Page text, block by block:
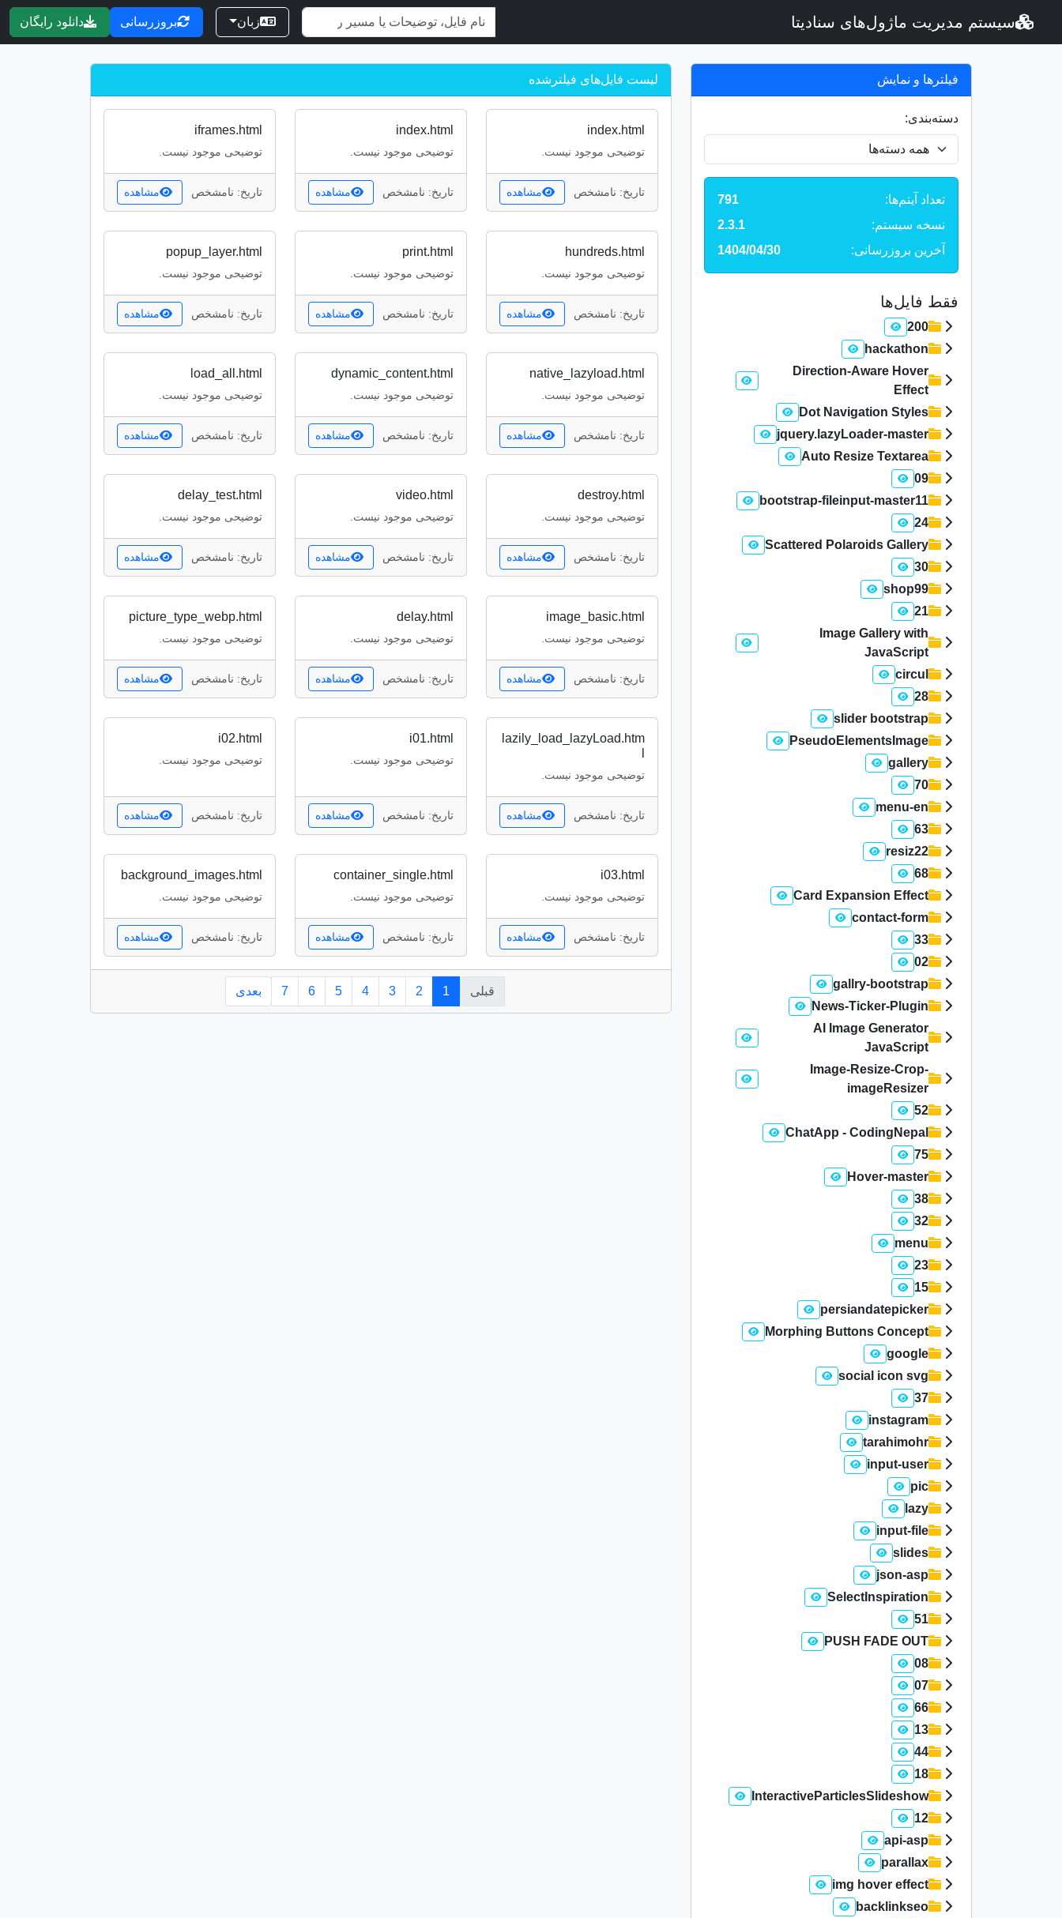
سیستم مدیریت ماژول‌های سنادیتا زبان بروزرسانی دانلود رایگان
فیلترها و نمایش
دسته‌بندی:
تعداد آیتم‌ها:
791
نسخه سیستم:
2.3.1
آخرین بروزرسانی:
1404/04/30
فقط فایل‌ها
200
hackathon
Direction-Aware Hover
Effect
Dot Navigation Styles
jquery.lazyLoader-master
Auto Resize Textarea
09
bootstrap-fileinput-master11
24
Scattered Polaroids Gallery
30
shop99
21
Image Gallery with
JavaScript
circul
28
slider bootstrap
PseudoElementsImage
gallery
70
menu-en
63
resiz22
68
Card Expansion Effect
contact-form
33
02
gallry-bootstrap
News-Ticker-Plugin
AI Image Generator
JavaScript
Image-Resize-Crop-
imageResizer
52
ChatApp - CodingNepal
75
Hover-master
38
32
menu
23
15
persiandatepicker
Morphing Buttons Concept
google
social icon svg
37
instagram
tarahimohr
input-user
pic
lazy
input-file
slides
json-asp
SelectInspiration
51
PUSH FADE OUT
08
07
66
13
44
18
InteractiveParticlesSlideshow
12
api-asp
parallax
img hover effect
backlinkseo
لیست فایل‌های فیلترشده
index.html
توضیحی موجود نیست.
تاریخ: نامشخص مشاهده
index.html
توضیحی موجود نیست.
تاریخ: نامشخص مشاهده
iframes.html
توضیحی موجود نیست.
تاریخ: نامشخص مشاهده
hundreds.html
توضیحی موجود نیست.
تاریخ: نامشخص مشاهده
print.html
توضیحی موجود نیست.
تاریخ: نامشخص مشاهده
popup_layer.html
توضیحی موجود نیست.
تاریخ: نامشخص مشاهده
native_lazyload.html
توضیحی موجود نیست.
تاریخ: نامشخص مشاهده
dynamic_content.html
توضیحی موجود نیست.
تاریخ: نامشخص مشاهده
load_all.html
توضیحی موجود نیست.
تاریخ: نامشخص مشاهده
destroy.html
توضیحی موجود نیست.
تاریخ: نامشخص مشاهده
video.html
توضیحی موجود نیست.
تاریخ: نامشخص مشاهده
delay_test.html
توضیحی موجود نیست.
تاریخ: نامشخص مشاهده
image_basic.html
توضیحی موجود نیست.
تاریخ: نامشخص مشاهده
delay.html
توضیحی موجود نیست.
تاریخ: نامشخص مشاهده
picture_type_webp.html
توضیحی موجود نیست.
تاریخ: نامشخص مشاهده
lazily_load_lazyLoad.htm
توضیحی موجود نیست.
تاریخ: نامشخص مشاهده
i01.html
توضیحی موجود نیست.
تاریخ: نامشخص مشاهده
i02.html
توضیحی موجود نیست.
تاریخ: نامشخص مشاهده
i03.html
توضیحی موجود نیست.
تاریخ: نامشخص مشاهده
container_single.html
توضیحی موجود نیست.
تاریخ: نامشخص مشاهده
background_images.html
توضیحی موجود نیست.
تاریخ: نامشخص مشاهده
قبلی 1
2
3
4
5
6
7 بعدی